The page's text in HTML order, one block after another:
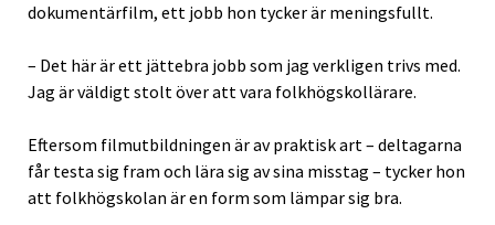
dokumentärfilm, ett jobb hon tycker är meningsfullt.
– Det här är ett jättebra jobb som jag verkligen trivs med.
Jag är väldigt stolt över att vara folkhögskollärare.
Eftersom filmutbildningen är av praktisk art – deltagarna
får testa sig fram och lära sig av sina misstag – tycker hon
att folkhögskolan är en form som lämpar sig bra.